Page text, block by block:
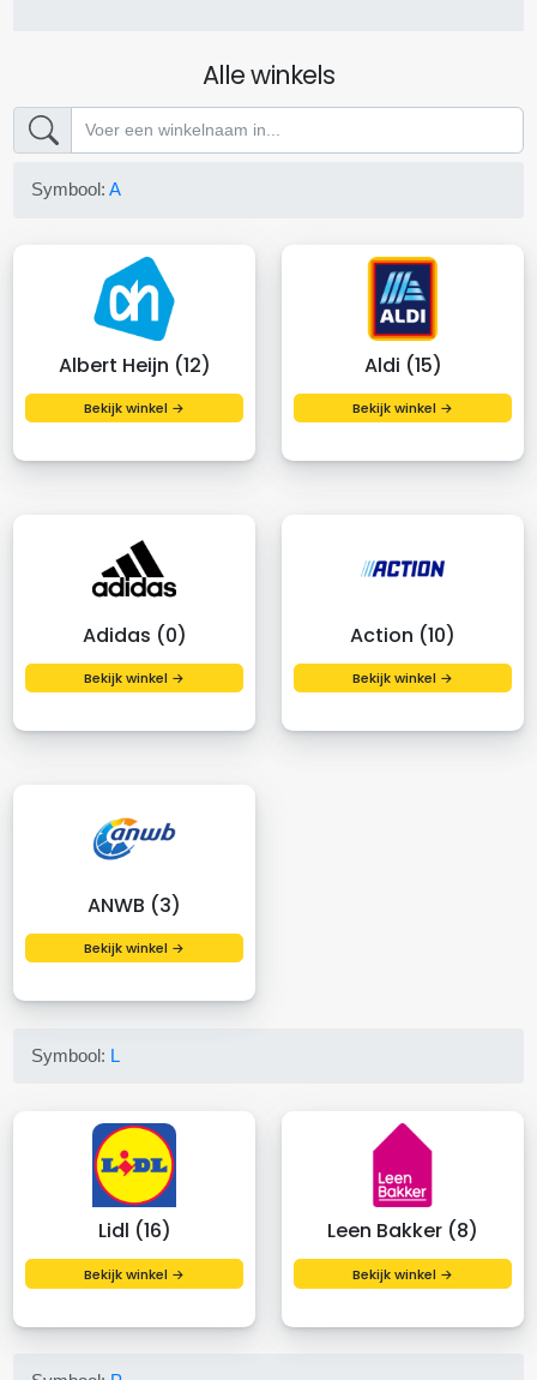
Alle winkels
Symbool:A
Albert Heijn (12)
Bekijk winkel →
Aldi (15)
Bekijk winkel →
Adidas (0)
Bekijk winkel →
Action (10)
Bekijk winkel →
ANWB (3)
Bekijk winkel →
Symbool: L
Lidl (16)
Bekijk winkel →
Leen Bakker (8)
Bekijk winkel →